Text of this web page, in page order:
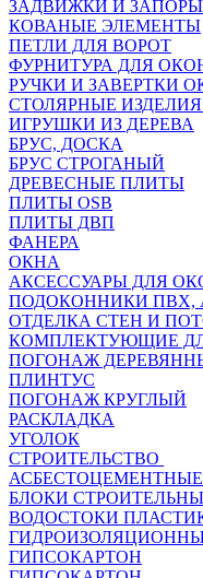
ЗАДВИЖКИ И ЗАПОРЫ
КОВАНЫЕ ЭЛЕМЕНТЫ
ПЕТЛИ ДЛЯ ВОРОТ
ФУРНИТУРА ДЛЯ
РУЧКИ И ЗАВЕРТКИ
СТОЛЯРНЫЕ ИЗДЕЛИЯ
ИГРУШКИ ИЗ ДЕРЕВА
БРУС, ДОСКА
БРУС СТРОГАНЫЙ
ДРЕВЕСНЫЕ ПЛИТЫ
ПЛИТЫ OSB
ПЛИТЫ ДВП
ФАНЕРА
ОКНА
АКСЕССУАРЫ ДЛЯ
ПОДОКОННИКИ ПВХ,
ОТДЕЛКА СТЕН И
КОМПЛЕКТУЮЩИЕ
ПОГОНАЖ
ПЛИНТУС
ПОГОНАЖ КРУГЛЫЙ
РАСКЛАДКА
УГОЛОК
СТРОИТЕЛЬСТВО
БЛОКИ
ВОДОСТОКИ
ГИПСОКАРТОН